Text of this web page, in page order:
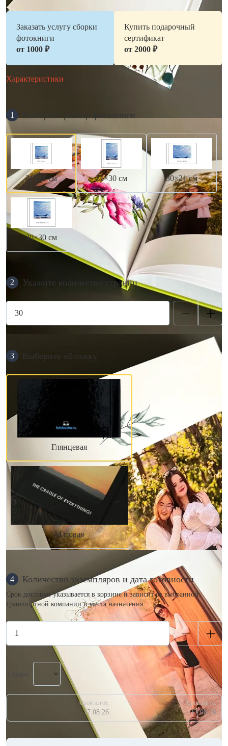
Заказать услугу сборки
фотокниги
от 1000 ₽
Купить подарочный
сертификат
от 2000 ₽
Характеристики
1 Выберите размер фотокниги
21×21 см 21×30 см 30×21 см
30×30 см
2 Укажите количество страниц
3 Выберите обложку
Глянцевая
Матовая
4 Количество экземпляров и дата готовности
Срок доставки указывается в корзине и зависит от выбранной
транспортной компании и места назначения.
Срок изгот.
17.08.26
Срок изгот.
13.08.26